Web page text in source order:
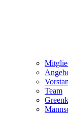
Team